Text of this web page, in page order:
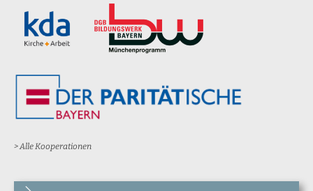
> Alle Kooperationen